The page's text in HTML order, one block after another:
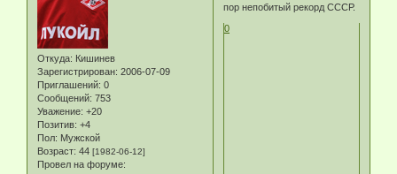
Откуда: Кишинев
Зарегистрирован: 2006-07-09
Приглашений: 0
Сообщений: 753
Уважение: +20
Позитив: +4
Пол: Мужской
Возраст: 44 [1982-06-12]
Провел на форуме:
пор непобитый рекорд СССР.
0